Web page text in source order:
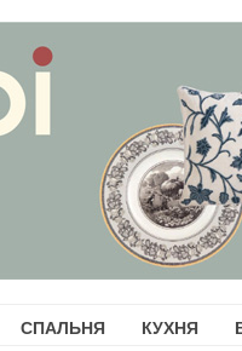
СПАЛЬНЯ КУХНЯ